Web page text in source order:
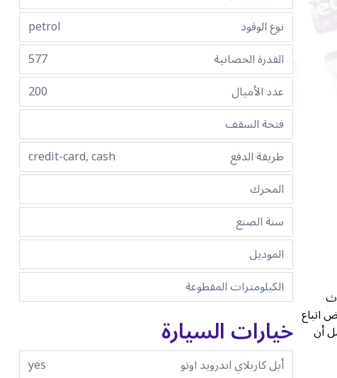
ملكية ترفض اتباع
أن
نوع الوقود
petrol
القدرة الحصانية
577
عدد الأميال
200
فتحة السقف
طريقة الدفع
credit-card, cash
المحرك
سنة الصنع
الموديل
الكيلومترات المقطوعة
خيارات السيارة
أبل كاربلاي اندرويد اوتو
yes